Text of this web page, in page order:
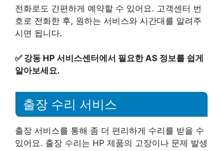
전화로도 간편하게 예약할 수 있어요. 고객센터 번
호로 전화한 후, 원하는 서비스와 시간대를 알려주
시면 됩니다.
✅ 강동 HP 서비스센터에서 필요한 AS 정보를 쉽게
알아보세요.
출장 수리 서비스
출장 서비스를 통해 좀 더 편리하게 수리를 받을 수
있어요. 출장 수리는 HP 제품의 고장이나 문제 발생